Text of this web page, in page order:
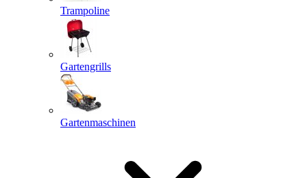
Trampoline
Gartengrills
Gartenmaschinen